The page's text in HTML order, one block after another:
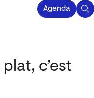
Agenda
c’est